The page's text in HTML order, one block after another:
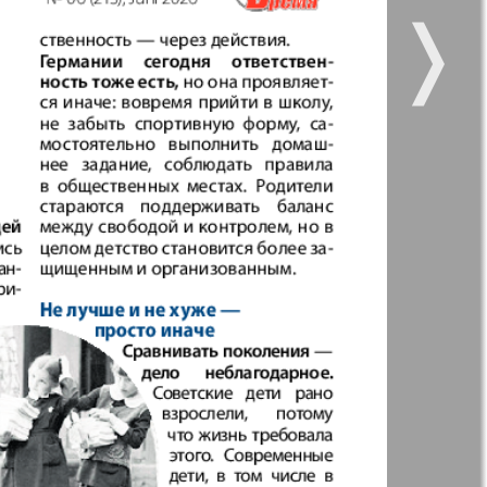
7
5
11
16
❭
Город 511
Zeitung Наше время
Отдых и здоровье
Рейнское время
Христианская
газета